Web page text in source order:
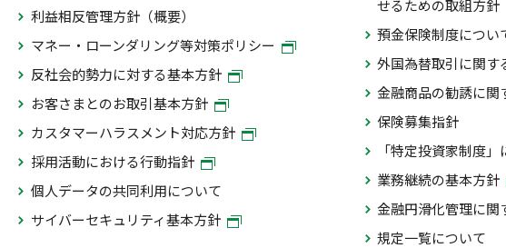
利益相反管理方針（概要）
マネー・ローンダリング等対策ポリシー
反社会的勢力に対する基本方針
お客さまとのお取引基本方針
カスタマーハラスメント対応方針
採用活動における行動指針
個人データの共同利用について
サイバーセキュリティ基本方針
せるための取組方針
預金保険制度につい
外国為替取引に関す
金融商品の勧誘に関
保険募集指針
「特定投資家制度
業務継続の基本方針
金融円滑化管理に関
規定一覧について